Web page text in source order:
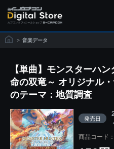
> 音楽データ
【単曲】モンスターハ
命の双竜～ オリジナル
のテーマ：地質調査
発売日
商品コード